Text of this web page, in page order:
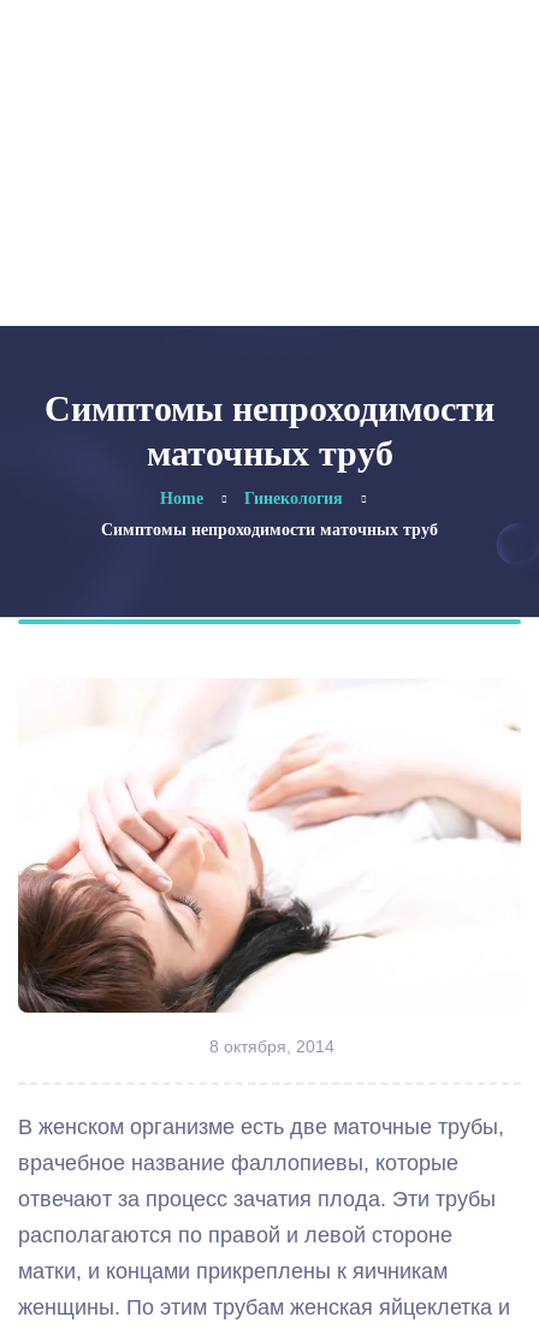
Симптомы непроходимости
маточных труб
Home
Гинекология
Симптомы непроходимости маточных труб
8 октября, 2014
В женском организме есть две маточные трубы,
врачебное название фаллопиевы, которые
отвечают за процесс зачатия плода. Эти трубы
располагаются по правой и левой стороне
матки, и концами прикреплены к яичникам
женщины. По этим трубам женская яйцеклетка и